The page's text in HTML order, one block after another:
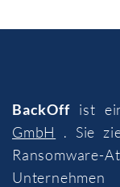
BackOffist
GmbH
. Sie
Ransomware-